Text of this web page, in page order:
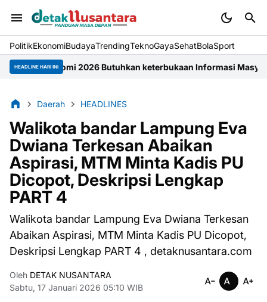
PolitikEkonomiBudayaTrendingTeknoGayaSehatBolaSport
HEADLINE HARI INI
Butuhkan keterbukaan Informasi MasyarakatPerubahan KUA-
Daerah HEADLINES
Walikota bandar Lampung Eva
Dwiana Terkesan Abaikan
Aspirasi, MTM Minta Kadis PU
Dicopot, Deskripsi Lengkap
PART 4
Walikota bandar Lampung Eva Dwiana Terkesan
Abaikan Aspirasi, MTM Minta Kadis PU Dicopot,
Deskripsi Lengkap PART 4 , detaknusantara.com
Oleh DETAK NUSANTARA
Sabtu, 17 Januari 2026 05:10 WIB